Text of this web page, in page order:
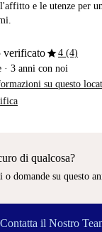
e le utenze per
verificatostar4 (4)
· 3 anni con noi
su questo
di qualcosa?
o domande su questo
Contatta il Nostro